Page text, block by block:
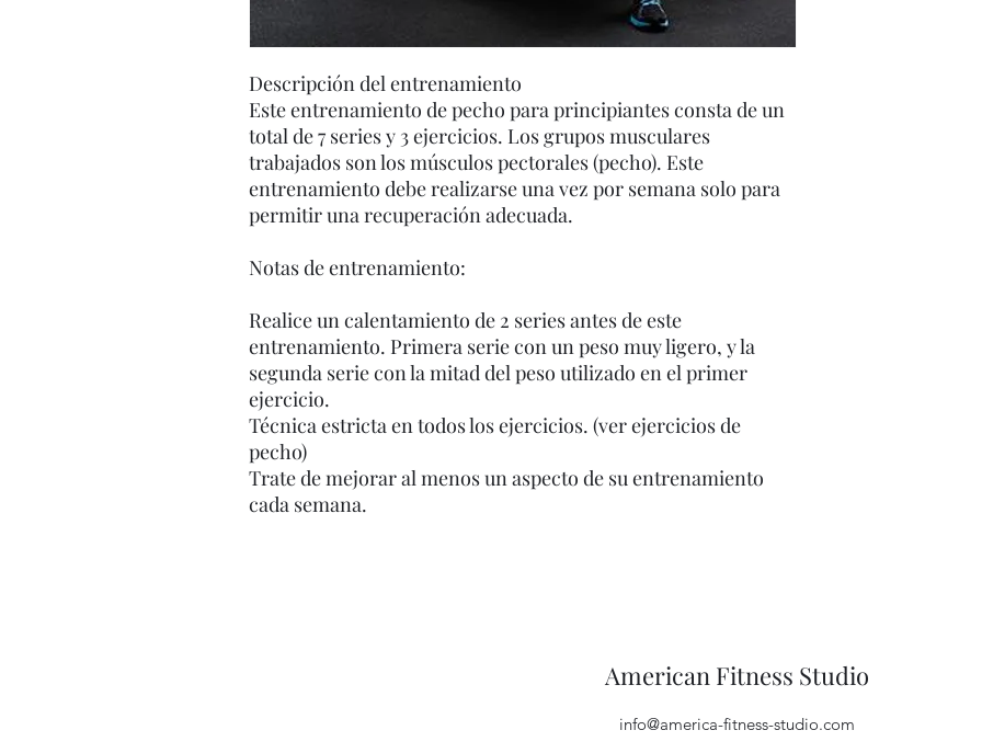
Descripción del entrenamiento
Este entrenamiento de pecho para principiantes consta de un
total de 7 series y 3 ejercicios. Los grupos musculares
trabajados son los músculos pectorales (pecho). Este
entrenamiento debe realizarse una vez por semana solo para
permitir una recuperación adecuada.
Notas de entrenamiento:
Realice un calentamiento de 2 series antes de este
entrenamiento. Primera serie con un peso muy ligero, y la
segunda serie con la mitad del peso utilizado en el primer
ejercicio.
Técnica estricta en todos los ejercicios. (ver ejercicios de
pecho)
Trate de mejorar al menos un aspecto de su entrenamiento
cada semana.
American Fitness Studio
info@america-fitness-studio.com